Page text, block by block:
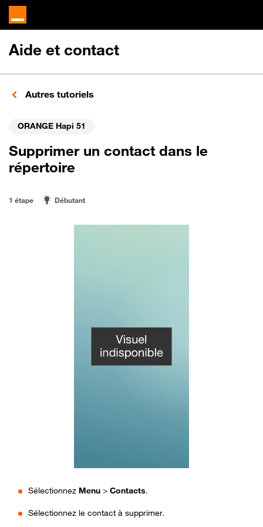
Aide et contact
Autres tutoriels
ORANGE Hapi 51
Supprimer un contact dans le
répertoire
1 étape Débutant
Sélectionnez Menu > Contacts.
Sélectionnez le contact à supprimer.